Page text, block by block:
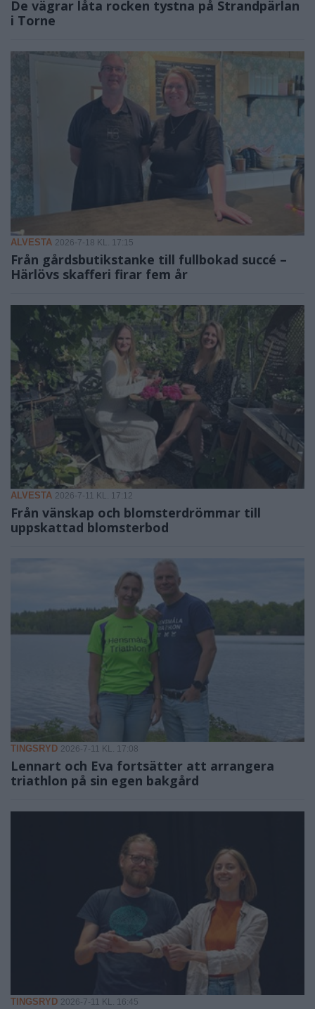
De vägrar låta rocken tystna på Strandpärlan
i Torne
ALVESTA 2026-7-18 KL. 17:15
Från gårdsbutikstanke till fullbokad succé –
Härlövs skafferi firar fem år
ALVESTA 2026-7-11 KL. 17:12
Från vänskap och blomsterdrömmar till
uppskattad blomsterbod
TINGSRYD 2026-7-11 KL. 17:08
Lennart och Eva fortsätter att arrangera
triathlon på sin egen bakgård
TINGSRYD 2026-7-11 KL. 16:45